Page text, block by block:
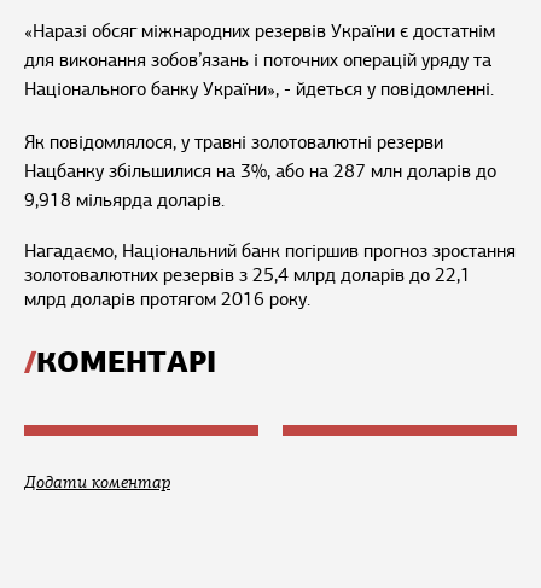
«Наразі обсяг міжнародних резервів України є достатнім
для виконання зобов’язань і поточних операцій уряду та
Національного банку України», - йдеться у повідомленні.
Як повідомлялося, у травні золотовалютні резерви
Нацбанку збільшилися на 3%, або на 287 млн доларів до
9,918 мільярда доларів.
Нагадаємо, Національний банк погіршив прогноз зростання
золотовалютних резервів з 25,4 млрд доларів до 22,1
млрд доларів протягом 2016 року.
КОМЕНТАРІ
Додати коментар